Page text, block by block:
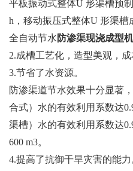
平板振动式整体U 形渠槽预
h，移动振压式整体U 形渠槽
全自动节水 防渗渠现浇成型机
2.成槽工艺化，造型美观，成
3.节省了水资源。
防渗渠道节水效果十分显著
合式）水的有效利用系数达
渠槽）水的有效利用系数达
600 m3。
4.提高了抗御干旱灾害的能力